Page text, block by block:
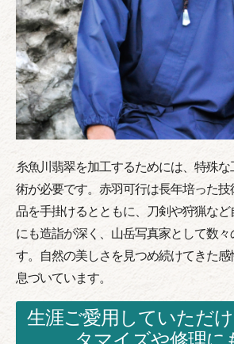
糸魚川翡翠を加工するためには、特殊
術が必要です。赤羽可行は長年培った
品を手掛けるとともに、刀剣や狩猟な
にも造詣が深く、山岳写真家として数
す。自然の美しさを見つめ続けてきた
息づいています。
生涯ご愛用していただ
タマイズや修理に